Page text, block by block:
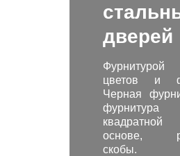
дверей
Фурнитурой
цветов и
Черная
квадратной
основе,
скобы.